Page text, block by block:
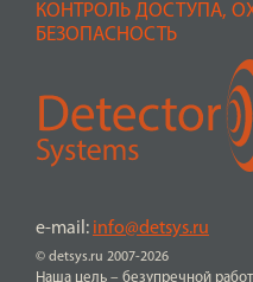
КОНТРОЛЬ ДОСТУПА,
БЕЗОПАСНОСТЬ
© detsys.ru 2007-2026
e-mail: info@detsys.ru
Наша цель – безупречной